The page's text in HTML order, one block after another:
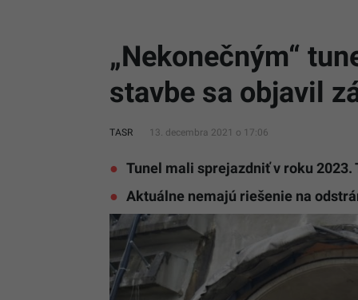
„Nekonečným“
stavbe sa objavil
TASR 13. decembra 2021 o 17:06
Tunel mali sprejazdniť v roku 2023.
Aktuálne nemajú riešenie na